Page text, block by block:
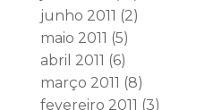
junho 2011 (2)
maio 2011 (5)
abril 2011 (6)
março 2011 (8)
fevereiro 2011 (3)